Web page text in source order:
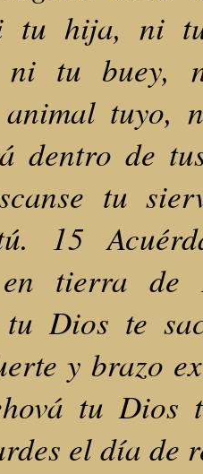
tu hija, ni
ni tu buey,
tuyo,
dentro de
tu
15
tierra de
tu Dios te
y brazo
tu Dios
el día de